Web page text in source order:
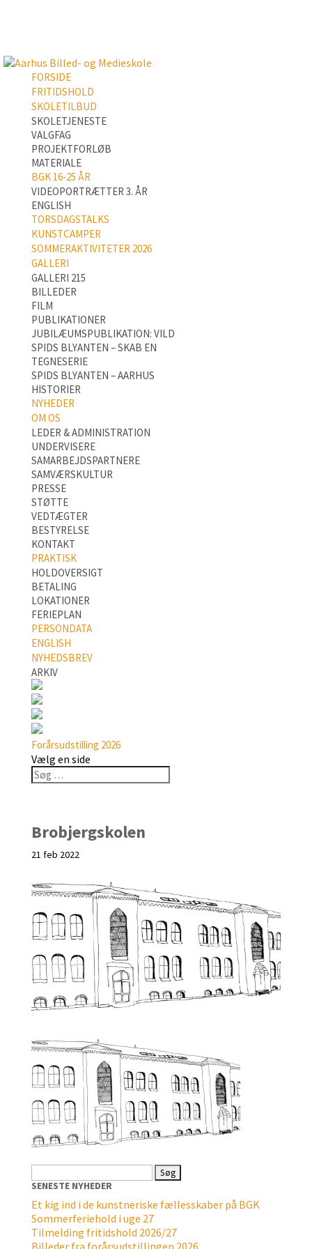
FORSIDE
FRITIDSHOLD
SKOLETILBUD
SKOLETJENESTE
VALGFAG
PROJEKTFORLØB
MATERIALE
BGK 16-25 ÅR
VIDEOPORTRÆTTER 3. ÅR
ENGLISH
TORSDAGSTALKS
KUNSTCAMPER
SOMMERAKTIVITETER 2026
GALLERI
GALLERI 215
BILLEDER
FILM
PUBLIKATIONER
JUBILÆUMSPUBLIKATION: VILD
SPIDS BLYANTEN – SKAB EN
TEGNESERIE
SPIDS BLYANTEN – AARHUS
HISTORIER
NYHEDER
OM OS
LEDER & ADMINISTRATION
UNDERVISERE
SAMARBEJDSPARTNERE
SAMVÆRSKULTUR
PRESSE
STØTTE
VEDTÆGTER
BESTYRELSE
KONTAKT
PRAKTISK
HOLDOVERSIGT
BETALING
LOKATIONER
FERIEPLAN
PERSONDATA
ENGLISH
NYHEDSBREV
ARKIV
Forårsudstilling 2026
Vælg en side
Brobjergskolen
21 feb 2022
efter:
SENESTE NYHEDER
Et kig ind i de kunstneriske fællesskaber på BGK
Sommerferiehold i uge 27
Tilmelding fritidshold 2026/27
Billeder fra forårsudstillingen 2026